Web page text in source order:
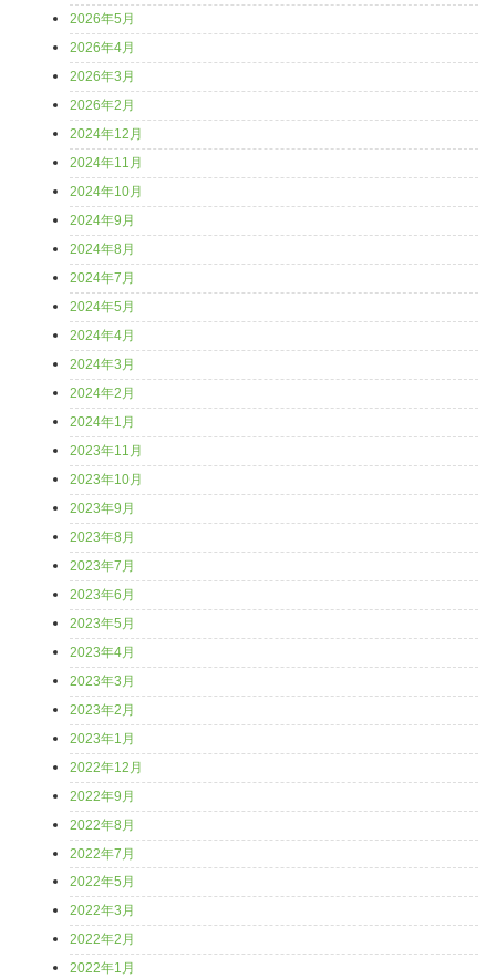
2026年5月
2026年4月
2026年3月
2026年2月
2024年12月
2024年11月
2024年10月
2024年9月
2024年8月
2024年7月
2024年5月
2024年4月
2024年3月
2024年2月
2024年1月
2023年11月
2023年10月
2023年9月
2023年8月
2023年7月
2023年6月
2023年5月
2023年4月
2023年3月
2023年2月
2023年1月
2022年12月
2022年9月
2022年8月
2022年7月
2022年5月
2022年3月
2022年2月
2022年1月